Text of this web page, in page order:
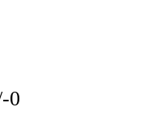
0